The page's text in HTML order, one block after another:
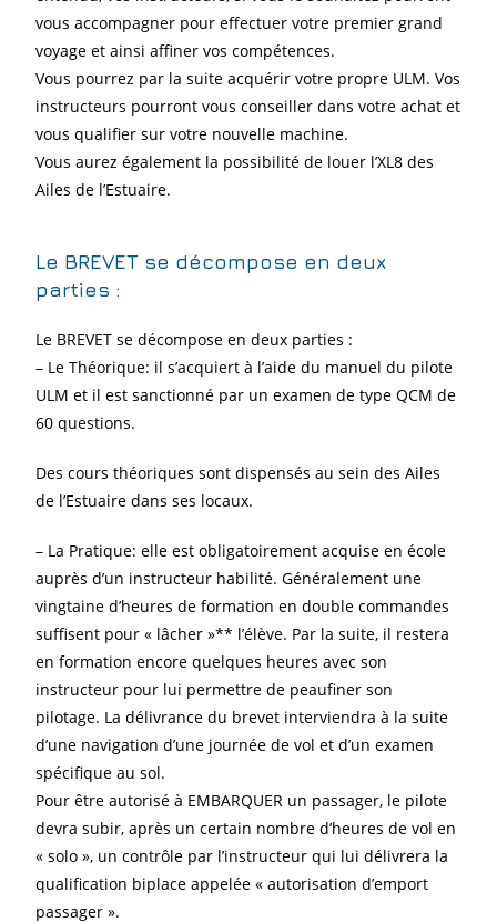
vous accompagner pour effectuer votre premier grand
voyage et ainsi affiner vos compétences.
Vous pourrez par la suite acquérir votre propre ULM. Vos
instructeurs pourront vous conseiller dans votre achat et
vous qualifier sur votre nouvelle machine.
Vous aurez également la possibilité de louer l’XL8 des
Ailes de l’Estuaire.
Le BREVET se décompose en deux
parties :
Le BREVET se décompose en deux parties :
– Le Théorique: il s’acquiert à l’aide du manuel du pilote
ULM et il est sanctionné par un examen de type QCM de
60 questions.
Des cours théoriques sont dispensés au sein des Ailes
de l’Estuaire dans ses locaux.
– La Pratique: elle est obligatoirement acquise en école
auprès d’un instructeur habilité. Généralement une
vingtaine d’heures de formation en double commandes
suffisent pour « lâcher »** l’élève. Par la suite, il restera
en formation encore quelques heures avec son
instructeur pour lui permettre de peaufiner son
pilotage. La délivrance du brevet interviendra à la suite
d’une navigation d’une journée de vol et d’un examen
spécifique au sol.
Pour être autorisé à EMBARQUER un passager, le pilote
devra subir, après un certain nombre d’heures de vol en
« solo », un contrôle par l’instructeur qui lui délivrera la
qualification biplace appelée « autorisation d’emport
passager ».